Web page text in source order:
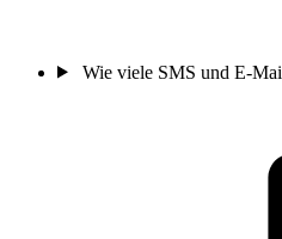
Wie viele SMS und E-